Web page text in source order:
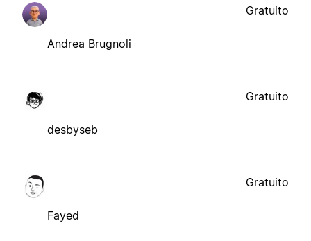
Andrea Brugnoli
Gratuito
desbyseb
Gratuito
Fayed
Gratuito